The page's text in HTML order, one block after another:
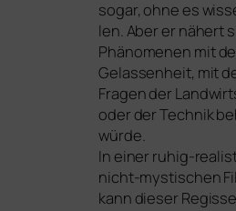
sogar, ohne es
len. Aber er nähert
Phänomenen mit
Gelassenheit, mit
Fragen der
oder der Technik
wür­de.
In einer ruhig-
nicht-mys­ti­schen
kann die­ser